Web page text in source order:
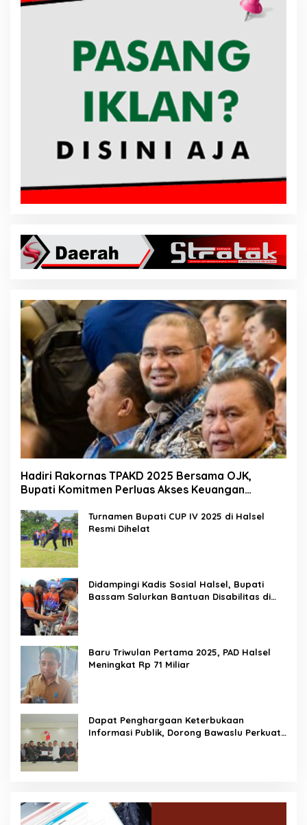
Hadiri Rakornas TPAKD 2025 Bersama OJK,
Bupati Komitmen Perluas Akses Keuangan
Turnamen Bupati CUP IV 2025 di Halsel
Resmi Dihelat
Didampingi Kadis Sosial Halsel, Bupati
Bassam Salurkan Bantuan Disabilitas di
Baru Triwulan Pertama 2025, PAD Halsel
Meningkat Rp 71 Miliar
Dapat Penghargaan Keterbukaan
Informasi Publik, Dorong Bawaslu Perkuat